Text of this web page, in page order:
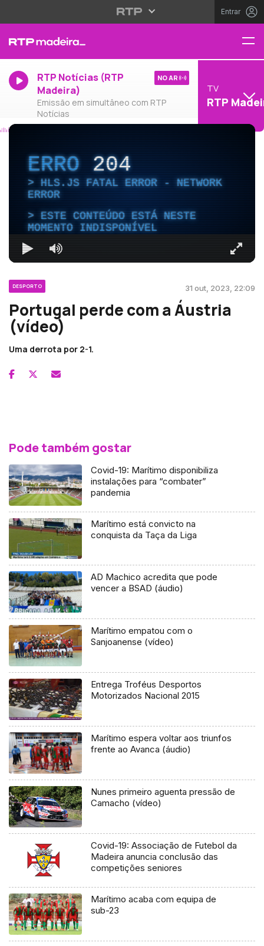
Entrar
RTP Notícias (RTP
Madeira)
Emissão em simultâneo com RTP
Notícias
NO AR
TV
RTP
ERRO204
HLS.JS FATAL ERROR - NETWORK
ERROR
ESTE CONTEÚDO ESTÁ NESTE
MOMENTO INDISPONÍVEL
DESPORTO 31 out, 2023, 22:09
Portugal perde com a Áustria
(vídeo)
Uma derrota por 2-1.
Pode também gostar
Covid-19: Marítimo disponibiliza
instalações para “combater”
pandemia
Marítimo está convicto na
conquista da Taça da Liga
AD Machico acredita que pode
vencer a BSAD (áudio)
Marítimo empatou com o
Sanjoanense (vídeo)
Entrega Troféus Desportos
Motorizados Nacional 2015
Marítimo espera voltar aos triunfos
frente ao Avanca (áudio)
Nunes primeiro aguenta pressão de
Camacho (vídeo)
Covid-19: Associação de Futebol da
Madeira anuncia conclusão das
competições seniores
Marítimo acaba com equipa de
sub-23